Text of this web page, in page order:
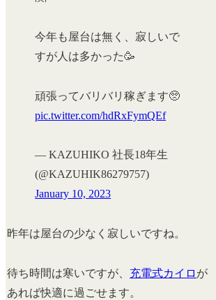
今年も屋台は無く、寂しいで
すが人は多かった🥳
頑張ってバリバリ稼ぎます🥺
pic.twitter.com/hdRxFymQEf
— KAZUHIKO 社長18年生
(@KAZUHIK86279757)
January 10, 2023
昨年は屋台の少なく寂しいですね。
待ち時間は寒いですが、 充電式カイロ が
あれば快適に過ごせます。